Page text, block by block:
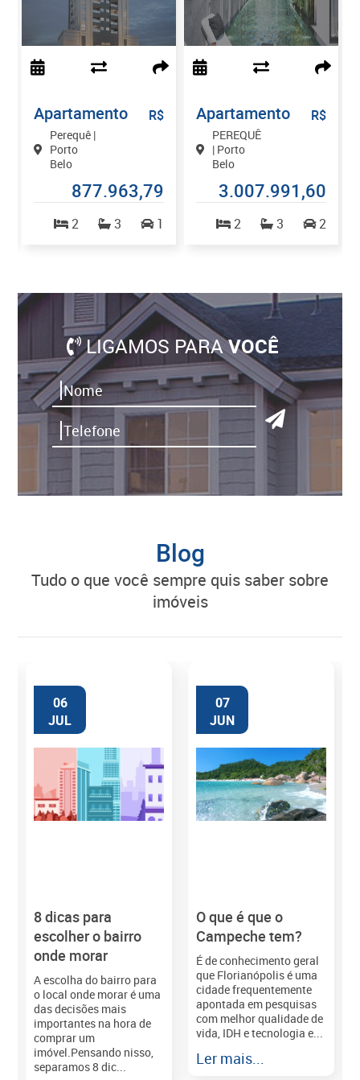
Apartamento
Perequê |
Porto
Belo
R$
877.963,79
2 3 1
Apartamento
PEREQUÊ
| Porto
Belo
R$
3.007.991,60
2 3 2
LIGAMOS PARAVOCÊ
Blog
tudo o que você sempre quis saber sobre
imóveis
06
JUL
8 dicas para
escolher o bairro
onde morar
A escolha do bairro para
o local onde morar é uma
das decisões mais
importantes na hora de
comprar um
imóvel.Pensando nisso,
separamos 8 dic...
07
JUN
O que é que o
Campeche tem?
É de conhecimento geral
que Florianópolis é uma
cidade frequentemente
apontada em pesquisas
com melhor qualidade de
vida, IDH e tecnologia e...
Ler mais...